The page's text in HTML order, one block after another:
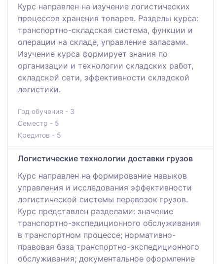
Курс направлен на изучение логистических
процессов хранения товаров. Разделы курса:
транспортно-складская система, функции и
операции на складе, управление запасами.
Изучение курса формирует знания по
организации и технологии складских работ,
складской сети, эффективности складской
логистики.
Год обучения - 3
Семестр - 5
Кредитов - 5
Логистические технологии доставки грузов
Курс направлен на формирование навыков
управления и исследования эффективности
логистической системы перевозок грузов.
Курс представлен разделами: значение
транспортно-экспедиционного обслуживания
в транспортном процессе; нормативно-
правовая база транспортно-экспедиционного
обслуживания; документальное оформление